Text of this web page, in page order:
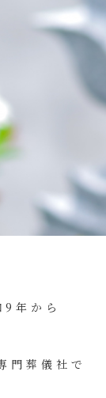
年から
門葬儀社で